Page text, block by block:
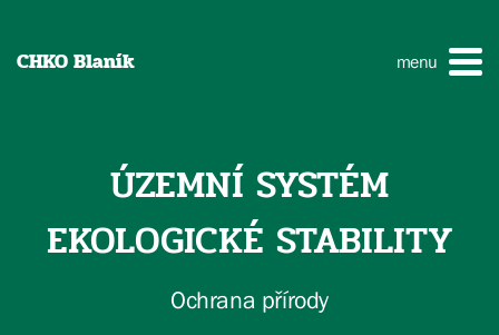
CHKO Blaník menu
ÚZEMNÍ SYSTÉM
EKOLOGICKÉ STABILITY
Ochrana přírody